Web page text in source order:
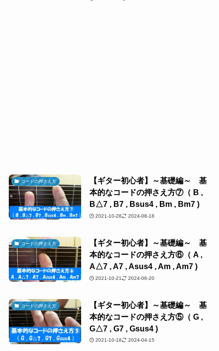
コードの押さえ方
【ギター初心者】～基礎編～ 基
本的なコードの押さえ方⑦（ B ,
B△7 , B7 , Bsus4 , Bm , Bm7 )
2021-10-28 2024-08-18
コードの押さえ方
【ギター初心者】～基礎編～ 基
本的なコードの押さえ方⑥（ A ,
A△7 , A7 , Asus4 , Am , Am7 )
2021-10-21 2024-06-20
コードの押さえ方
【ギター初心者】～基礎編～ 基
本的なコードの押さえ方⑤（ G ,
G△7 , G7 , Gsus4 )
2021-10-18 2024-04-15